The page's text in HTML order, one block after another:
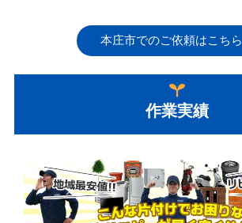
本庄市でのご依頼はこちら
作業実績